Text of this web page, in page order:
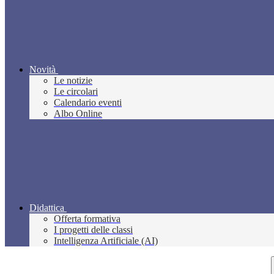
Novità
Le notizie
Le circolari
Calendario eventi
Albo Online
Didattica
Offerta formativa
I progetti delle classi
Intelligenza Artificiale (AI)